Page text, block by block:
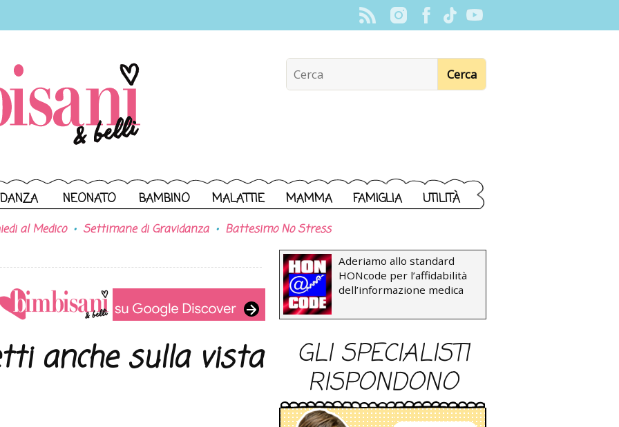
NEONATO BAMBINO MALATTIE MAMMA FAMIGLIA UTILITÀ
al Medico Settimane di Gravidanza Battesimo No Stress
anche sulla vista
Aderiamo allo standard
HONcode per l’affidabilità
dell’informazione medica
GLI SPECIALISTI
RISPONDONO